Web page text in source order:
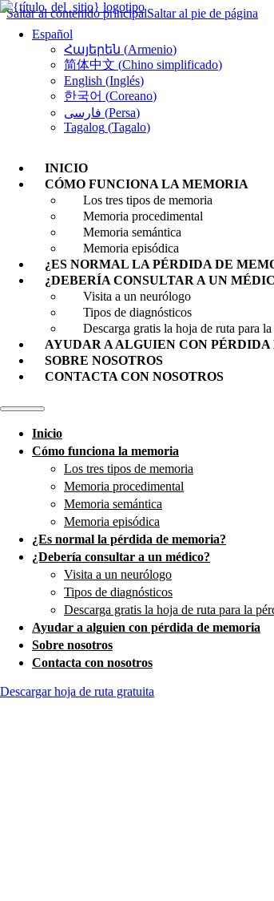
Saltar al contenido principalSaltar al pie de página
Español
Հայերեն (Armenio)
简体中文 (Chino simplificado)
English (Inglés)
한국어 (Coreano)
فارسی (Persa)
Tagalog (Tagalo)
INICIO
CÓMO FUNCIONA LA MEMORIA
Los tres tipos de memoria
Memoria procedimental
Memoria semántica
Memoria episódica
¿ES NORMAL LA PÉRDIDA DE
¿DEBERÍA CONSULTAR A UN
Visita a un neurólogo
Tipos de diagnósticos
Descarga gratis la hoja de ruta para
AYUDAR A ALGUIEN CON
SOBRE NOSOTROS
CONTACTA CON NOSOTROS
Inicio
Cómo funciona la memoria
Los tres tipos de memoria
Memoria procedimental
Memoria semántica
Memoria episódica
¿Es normal la pérdida de memoria?
¿Debería consultar a un médico?
Visita a un neurólogo
Tipos de diagnósticos
Descarga gratis la hoja de ruta para la
Ayudar a alguien con pérdida de memoria
Sobre nosotros
Contacta con nosotros
Descargar hoja de ruta gratuita